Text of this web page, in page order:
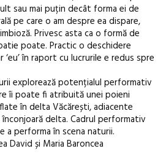
sau mai puțin decât forma ei de
pe care o am despre ea dispare,
Privesc asta ca o formă de
poate. Practic o deschidere
în raport cu lucrurile e redus spre
explorează potențialul performativ
îi poate fi atribuită unei poieni
în delta Văcărești, adiacente
delta. Cadrul performativ
performa în scena naturii.
David și Maria Baroncea